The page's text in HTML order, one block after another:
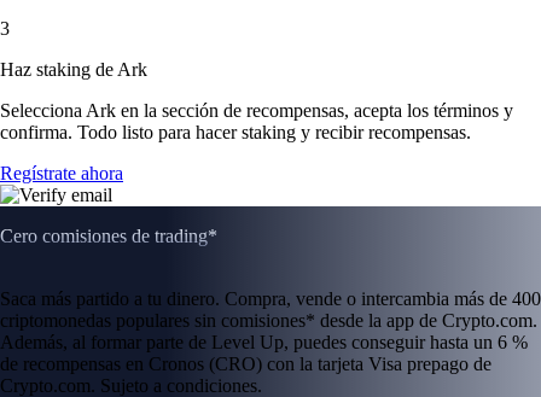
3
Haz staking de Ark
Selecciona Ark en la sección de recompensas, acepta los términos y
confirma. Todo listo para hacer staking y recibir recompensas.
Regístrate ahora
Cero comisiones de trading*
Saca más partido a tu dinero. Compra, vende o intercambia más de 400
criptomonedas populares sin comisiones* desde la app de Crypto.com.
Además, al formar parte de Level Up, puedes conseguir hasta un 6 %
de recompensas en Cronos (CRO) con la tarjeta Visa prepago de
Crypto.com. Sujeto a condiciones.